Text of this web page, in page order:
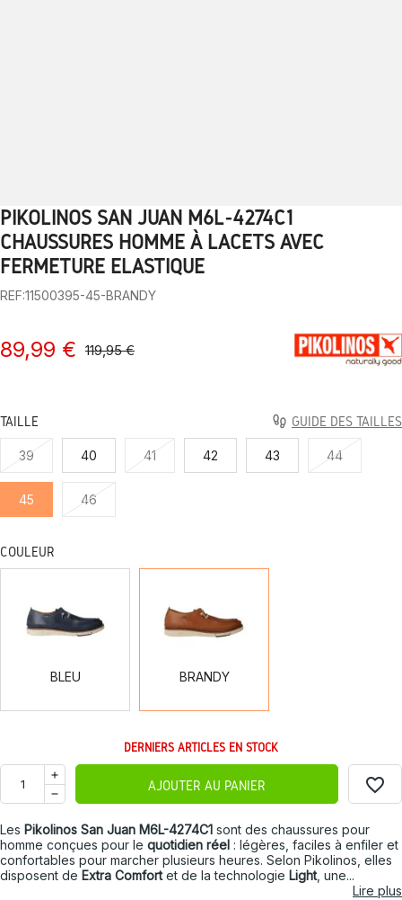
1 2 3 4 5 6 7 8
PIKOLINOS SAN JUAN M6L-4274C1
CHAUSSURES HOMME À LACETS AVEC
FERMETURE ÉLASTIQUE
REF:11500395-45-BRANDY
89,99 € 119,95 €
TAILLE GUIDE DES TAILLES
39 40 41 42 43 44
45 46
COULEUR
BLEU BRANDY
DERNIERS ARTICLES EN STOCK
AJOUTER AU PANIER favorite_border
Les Pikolinos San Juan M6L-4274C1 sont des chaussures pour
homme conçues pour le quotidien réel : légères, faciles à enfiler et
confortables pour marcher plusieurs heures. Selon Pikolinos, elles
disposent de Extra Comfortet de la technologie Light, une...
Lire plus